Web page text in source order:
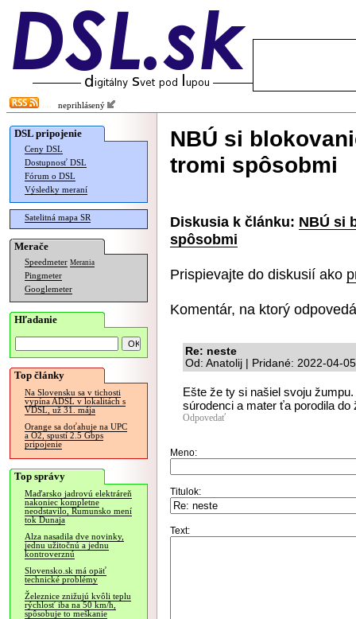
neprihlásený
DSL pripojenie
Ceny DSL
Dostupnosť DSL
Fórum o DSL
Výsledky meraní
Satelitná mapa SR
Merače
Speedmeter Merania
Pingmeter
Googlemeter
Hľadanie
Top články
Na Slovensku sa v tichosti
vypína ADSL v lokalitách s
VDSL, už 31. mája
Orange sa doťahuje na UPC
a O2, spustí 2.5 Gbps
pripojenie
Top správy
Maďarsko jadrovú elektráreň
nakoniec kompletne
neodstavilo, Rumunsko mení
tok Dunaja
Alza nasadila dve novinky,
jednu užitočnú a jednu
kontroverznú
Slovensko.sk má opäť
technické problémy
Železnice znižujú kvôli teplu
rýchlosť iba na 50 km/h,
spôsobuje to meškanie
NBÚ si
tromi spôsobmi
Diskusia k článku: NBÚ si
spôsobmi
Prispievajte do diskusií ako
Komentár, na ktorý
Re: neste
Od: Anatolij | Pridané: 2022-04-
Ešte že ty si našiel svoju
súrodenci a mater ťa porodila do
Odpovedať
Meno:
Titulok:
Text: